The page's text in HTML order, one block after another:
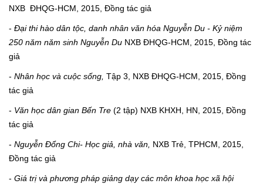
NXB ĐHQG-HCM, 2015, Đồng tác giả
- Đại thi hào dân tộc, danh nhân văn hóa Nguyễn Du - Kỷ niệm
250 năm năm sinh Nguyễn Du NXB ĐHQG-HCM, 2015, Đồng tác
giả
- Nhân học và cuộc sống, Tập 3, NXB ĐHQG-HCM, 2015, Đồng
tác giả
- Văn học dân gian Bến Tre (2 tập) NXB KHXH, HN, 2015, Đồng
tác giả
- Nguyễn Đổng Chi- Học giả, nhà văn, NXB Trẻ, TPHCM, 2015,
Đồng tác giả
- Giá trị và phương pháp giảng dạy các môn khoa học xã hội